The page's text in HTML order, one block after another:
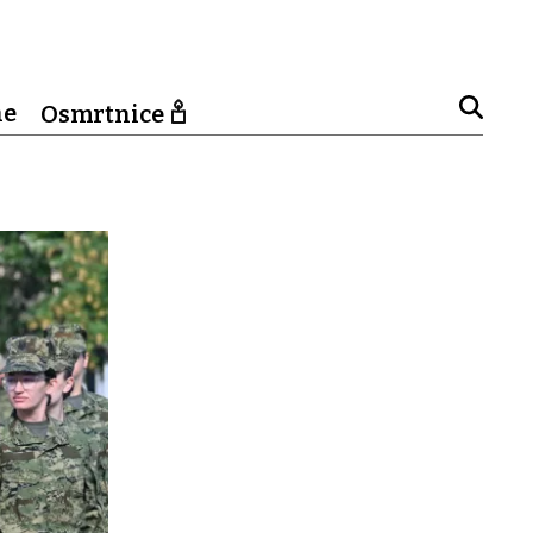
Osmrtnice